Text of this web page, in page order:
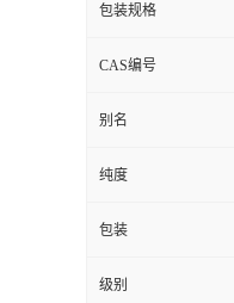
包装规格
CAS编号
别名
纯度
包装
级别